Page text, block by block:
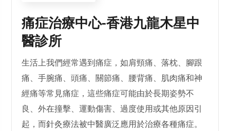
痛症治療中心-香港九龍木星中
醫診所
生活上我們經常遇到痛症，如肩頸痛、落枕、腳跟
痛、手腕痛、頭痛、關節痛、腰背痛、肌肉痛和神
經痛等常見痛症，這些痛症可能由於長期姿勢不
良、外在撞擊、運動傷害、過度使用或其他原因引
起，而針灸療法被中醫廣泛應用於治療各種痛症。